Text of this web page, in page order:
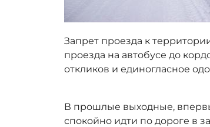
Запрет проезда к
проезда на автобусе до
откликов и единогласное
В прошлые выходные,
спокойно идти по дороге в